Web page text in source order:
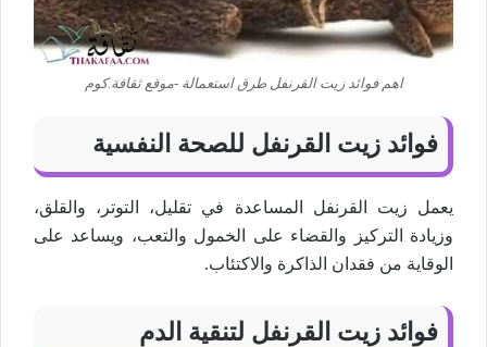
اهم فوائد زيت القرنفل طرق استعمالة -موقع ثقافة.كوم
فوائد زيت القرنفل للصحة النفسية
يعمل زيت القرنفل المساعدة في تقليل، التوتر، والقلق،
وزيادة التركيز والقضاء على الخمول والتعب، ويساعد على
الوقاية من فقدان الذاكرة والاكتئاب.
فوائد زيت القرنفل لتنقية الدم